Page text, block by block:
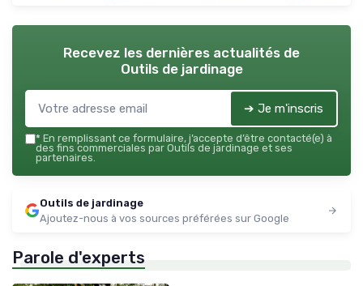
Recevez les dernières actualités de
Outils de jardinage
➔ Je m'inscris
* En remplissant ce formulaire, j’accepte d’être contacté(e) à
des fins commerciales par Outils de jardinage et ses
partenaires.
Outils de jardinage
Ajoutez-nous à vos sources préférées sur Google
Parole d'experts